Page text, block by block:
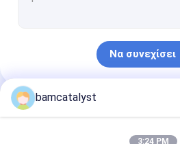
Να συνεχίσει
Οι Κατηγορίες Μας
bamcatalyst
3:24 PM